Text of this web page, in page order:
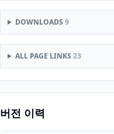
DOWNLOADS 9
ALL PAGE LINKS 23
버전 이력